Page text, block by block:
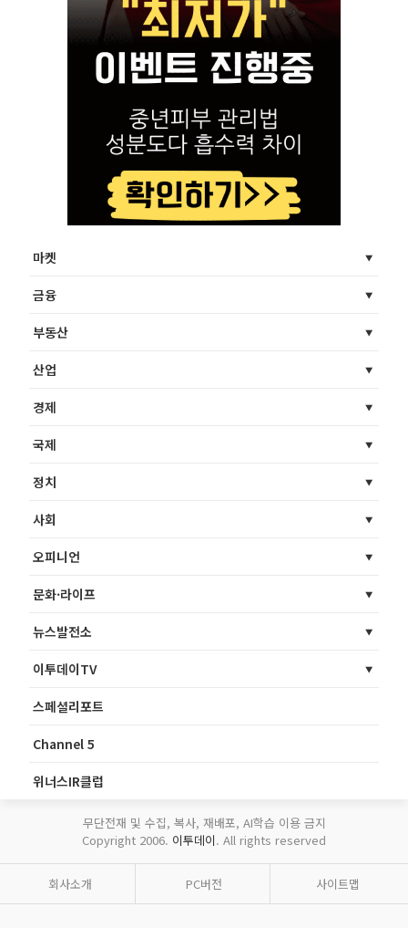
마켓
금융
부동산
산업
경제
국제
정치
사회
오피니언
문화·라이프
뉴스발전소
이투데이TV
스페셜리포트
Channel 5
위너스IR클럽
무단전재 및 수집, 복사, 재배포, AI학습 이용 금지
Copyright 2006. 이투데이. All rights reserved
회사소개 PC버전 사이트맵